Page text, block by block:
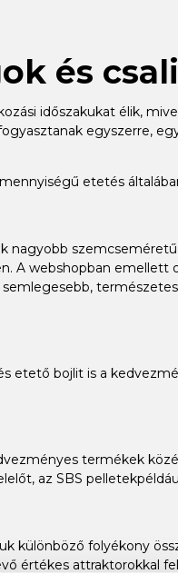
és
időszakukat élik,
egyszerre,
etetés
nagyobb
A webshopban
etető bojlit is a
termékek
az SBS
különböző folyékony
értékes attraktorokkal